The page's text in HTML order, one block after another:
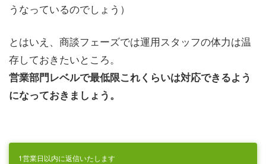
うなっているのでしょう）
とはいえ、商談フェーズでは運用スタッフの体力は温
存しておきたいところ。
営業部門レベルで最低限これくらいは対応できるよう
になっておきましょう。
1営業日以内に返信いたします